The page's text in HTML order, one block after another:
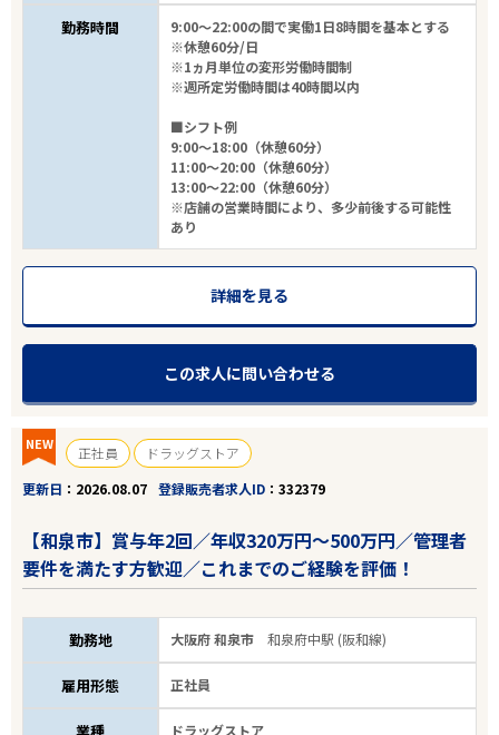
勤務時間
9:00～22:00の間で実働1日8時間を基本とする
※休憩60分/日
※1ヵ月単位の変形労働時間制
※週所定労働時間は40時間以内
■シフト例
9:00～18:00（休憩60分）
11:00～20:00（休憩60分）
13:00～22:00（休憩60分）
※店舗の営業時間により、多少前後する可能性
あり
詳細を見る
この求人に問い合わせる
NEW 正社員
ドラッグストア
更新日
2026.08.07 登録販売者求人ID 332379
【和泉市】賞与年2回／年収320万円～500万円／管理者
要件を満たす方歓迎／これまでのご経験を評価！
勤務地 大阪府 和泉市和泉府中駅 (阪和線)
雇用形態 正社員
ドラッグストア